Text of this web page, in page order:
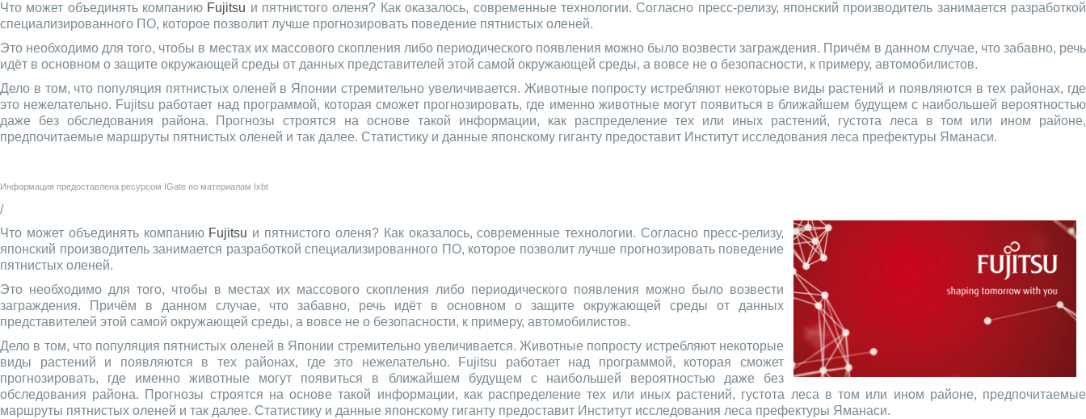
Что может объединять компанию Fujitsu и пятнистого оленя? Как оказалось, современные технологии. Согласно пресс-релизу, японский производитель занимается разработкой
специализированного ПО, которое позволит лучше прогнозировать поведение пятнистых оленей.
Это необходимо для того, чтобы в местах их массового скопления либо периодического появления можно было возвести заграждения. Причём в данном случае, что забавно, речь
идёт в основном о защите окружающей среды от данных представителей этой самой окружающей среды, а вовсе не о безопасности, к примеру, автомобилистов.
Дело в том, что популяция пятнистых оленей в Японии стремительно увеличивается. Животные попросту истребляют некоторые виды растений и появляются в тех районах, где
это нежелательно. Fujitsu работает над программой, которая сможет прогнозировать, где именно животные могут появиться в ближайшем будущем с наибольшей вероятностью
даже без обследования района. Прогнозы строятся на основе такой информации, как распределение тех или иных растений, густота леса в том или ином районе,
предпочитаемые маршруты пятнистых оленей и так далее. Статистику и данные японскому гиганту предоставит Институт исследования леса префектуры Яманаси.
Информация предоставлена ресурсом IGate по материалам Ixbt
/
Что может объединять компанию Fujitsu и пятнистого оленя? Как оказалось, современные технологии. Согласно пресс-релизу,
японский производитель занимается разработкой специализированного ПО, которое позволит лучше прогнозировать поведение
пятнистых оленей.
Это необходимо для того, чтобы в местах их массового скопления либо периодического появления можно было возвести
заграждения. Причём в данном случае, что забавно, речь идёт в основном о защите окружающей среды от данных
представителей этой самой окружающей среды, а вовсе не о безопасности, к примеру, автомобилистов.
Дело в том, что популяция пятнистых оленей в Японии стремительно увеличивается. Животные попросту истребляют некоторые
виды растений и появляются в тех районах, где это нежелательно. Fujitsu работает над программой, которая сможет
прогнозировать, где именно животные могут появиться в ближайшем будущем с наибольшей вероятностью даже без
обследования района. Прогнозы строятся на основе такой информации, как распределение тех или иных растений, густота леса в том или ином районе, предпочитаемые
маршруты пятнистых оленей и так далее. Статистику и данные японскому гиганту предоставит Институт исследования леса префектуры Яманаси.